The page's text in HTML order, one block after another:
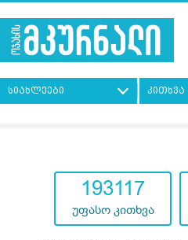
სიახლეები კითხვა
193117
უფასო კითხვა